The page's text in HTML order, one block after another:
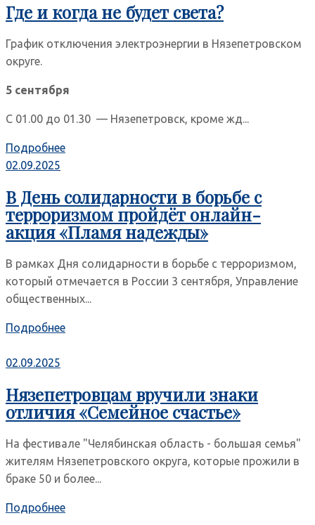
Где и когда не будет света?
График отключения электроэнергии в Нязепетровском
округе.
5 сентября
С 01.00 до 01.30 — Нязепетровск, кроме жд...
Подробнее
02.09.2025
В День солидарности в борьбе с
терроризмом пройдёт онлайн-
акция «Пламя надежды»
В рамках Дня солидарности в борьбе с терроризмом,
который отмечается в России 3 сентября, Управление
общественных...
Подробнее
02.09.2025
Нязепетровцам вручили знаки
отличия «Семейное счастье»
На фестивале "Челябинская область - большая семья"
жителям Нязепетровского округа, которые прожили в
браке 50 и более...
Подробнее